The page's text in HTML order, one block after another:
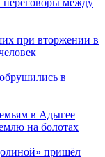
переговоры между
при вторжении в
в
в Адыгее
на болотах
пришёл